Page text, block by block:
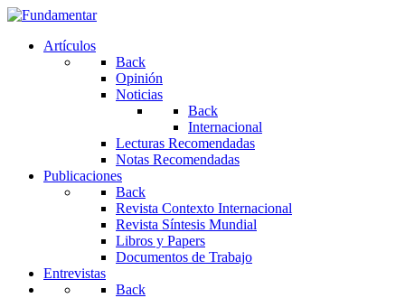
Artículos
Back
Opinión
Noticias
Back
Internacional
Lecturas Recomendadas
Notas Recomendadas
Publicaciones
Back
Revista Contexto Internacional
Revista Síntesis Mundial
Libros y Papers
Documentos de Trabajo
Entrevistas
Back